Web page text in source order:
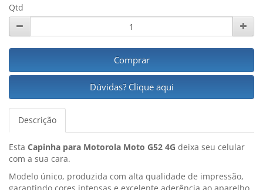
Qtd
Comprar
Dúvidas? Clique aqui
Descrição
Esta Capinha para Motorola Moto G52 4G deixa seu celular
com a sua cara.
Modelo único, produzida com alta qualidade de impressão,